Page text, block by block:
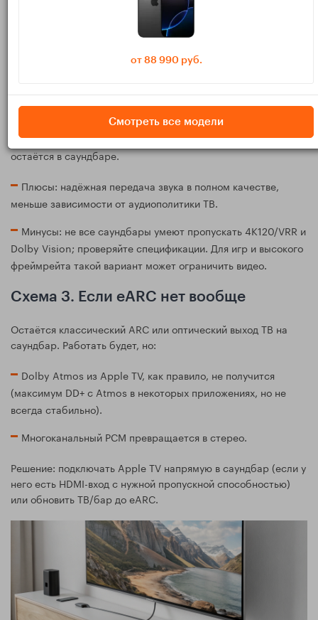
многоканальный PCM и Atmos Dolby MAT.
Схема 2. Apple TV → саундбар (HDMI
IN), затем саундбар → ТВ (HDMI
Подходит, если саундбар умеет сквозную передачу нужного
видео (минимум 4K HDR, иногда 4K120). В этом случае
саундбар выступает «хабом», а на ТВ идёт уже видео, звук
остаётся в саундбаре.
Плюсы: надёжная передача звука в полном качестве,
меньше зависимости от аудиополитики ТВ.
Минусы: не все саундбары умеют пропускать 4K120/VRR и
Dolby Vision; проверяйте спецификации. Для игр и высокого
фреймрейта такой вариант может ограничить видео.
Схема 3. Если eARC нет вообще
Остаётся классический ARC или оптический выход ТВ на
саундбар. Работать будет, но:
Dolby Atmos из Apple TV, как правило, не получится
(максимум DD+ с Atmos в некоторых приложениях, но не
всегда стабильно).
Многоканальный PCM превращается в стерео.
Решение: подключать Apple TV напрямую в саундбар (если у
него есть HDMI-вход с нужной пропускной способностью)
или обновить ТВ/бар до eARC.
от 88 990 руб.
Смотреть все модели